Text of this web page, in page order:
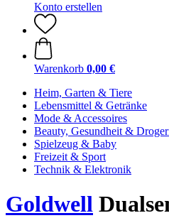
Konto erstellen
Warenkorb 0,00 €
Heim, Garten & Tiere
Lebensmittel & Getränke
Mode & Accessoires
Beauty, Gesundheit &
Spielzeug & Baby
Freizeit & Sport
Technik & Elektronik
Goldwell